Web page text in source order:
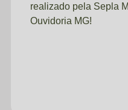
realizado pela Sepla
Ouvidoria MG!